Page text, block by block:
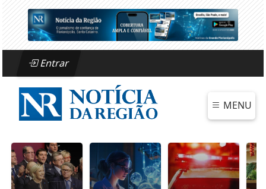
Entrar
MENU